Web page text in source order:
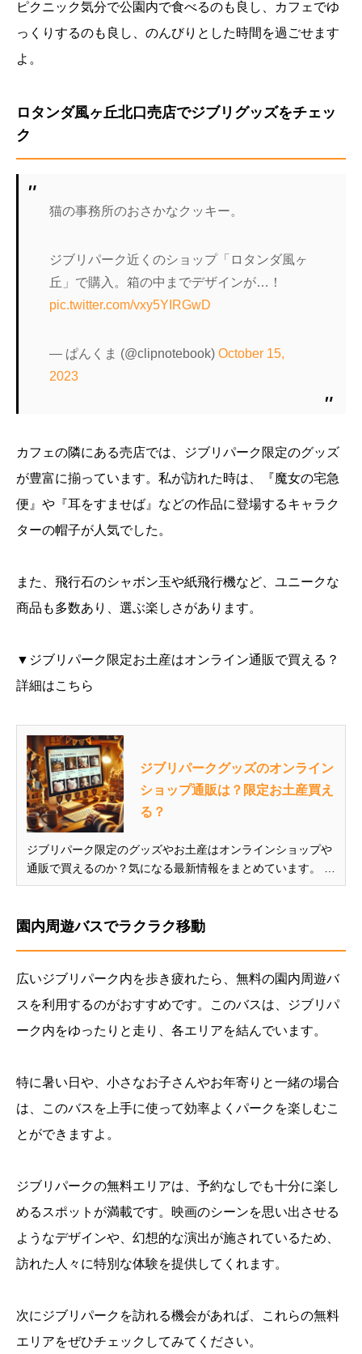
ピクニック気分で公園内で食べるのも良し、カフェでゆ
っくりするのも良し、のんびりとした時間を過ごせます
よ。
ロタンダ風ヶ丘北口売店でジブリグッズをチェッ
ク
猫の事務所のおさかなクッキー。
ジブリパーク近くのショップ「ロタンダ風ヶ
丘」で購入。箱の中までデザインが…！
pic.twitter.com/vxy5YIRGwD
— ぱんくま (@clipnotebook)October 15,
2023
カフェの隣にある売店では、ジブリパーク限定のグッズ
が豊富に揃っています。私が訪れた時は、『魔女の宅急
便』や『耳をすませば』などの作品に登場するキャラク
ターの帽子が人気でした。
また、飛行石のシャボン玉や紙飛行機など、ユニークな
商品も多数あり、選ぶ楽しさがあります。
▼ジブリパーク限定お土産はオンライン通販で買える？
詳細はこちら
ジブリパークグッズのオンライン
ショップ通販は？限定お土産買え
る？
ジブリパーク限定のグッズやお土産はオンラインショップや
通販で買えるのか？気になる最新情報をまとめています。 ま
た、ジブリパーク無料エリアにあるお土産売り場やおすすめ
グッズも紹介していますので、ジブリファンの人は参考にし
園内周遊バスでラクラク移動
広いジブリパーク内を歩き疲れたら、無料の園内周遊バ
スを利用するのがおすすめです。このバスは、ジブリパ
ーク内をゆったりと走り、各エリアを結んでいます。
特に暑い日や、小さなお子さんやお年寄りと一緒の場合
は、このバスを上手に使って効率よくパークを楽しむこ
とができますよ。
ジブリパークの無料エリアは、予約なしでも十分に楽し
めるスポットが満載です。映画のシーンを思い出させる
ようなデザインや、幻想的な演出が施されているため、
訪れた人々に特別な体験を提供してくれます。
次にジブリパークを訪れる機会があれば、これらの無料
エリアをぜひチェックしてみてください。